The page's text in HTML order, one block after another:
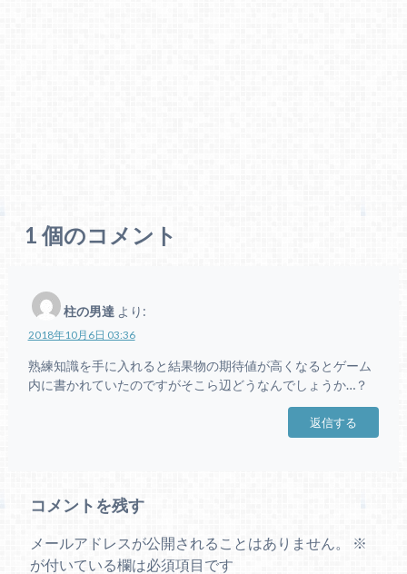
1個のコメント
柱の男達 より:
2018年10月6日 03:36
熟練知識を手に入れると結果物の期待値が高くなるとゲーム
内に書かれていたのですがそこら辺どうなんでしょうか…？
返信する
コメントを残す
メールアドレスが公開されることはありません。
※
が付いている欄は必須項目です